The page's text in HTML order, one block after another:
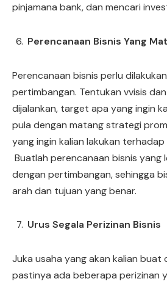
pinjamana bank, dan mencari
Perencanaan Bisnis Yang
Perencanaan bisnis perlu
pertimbangan. Tentukan vvisis
dijalankan, target apa yang ingin
pula dengan matang strategi
yang ingin kalian lakukan
Buatlah perencanaan bisnis yang
dengan pertimbangan, sehingga
arah dan tujuan yang benar.
Urus Segala Perizinan Bisnis
Juka usaha yang akan kalian buat
pastinya ada beberapa perizinan